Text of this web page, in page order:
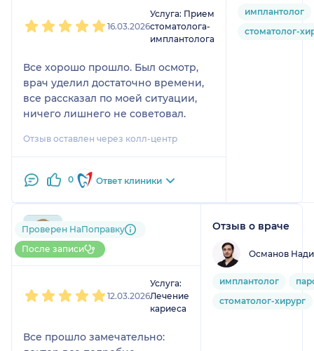
16.03.2026
Услуга: Прием
стоматолога-
имплантолога
Все хорошо прошло. Был осмотр,
врач уделил достаточно времени,
все рассказал по моей ситуации,
ничего лишнего не советовал.
Отзыв оставлен через колл-центр
0 Ответ клиники
имплантолог
стоматолог-
791....@....ru
1 отзыв
Проверен НаПоправку
После записи
12.03.2026
Услуга:
Лечение
кариеса
Все прошло замечательно:
Отзыв о враче
Османов
имплантолог
стоматолог-хирург